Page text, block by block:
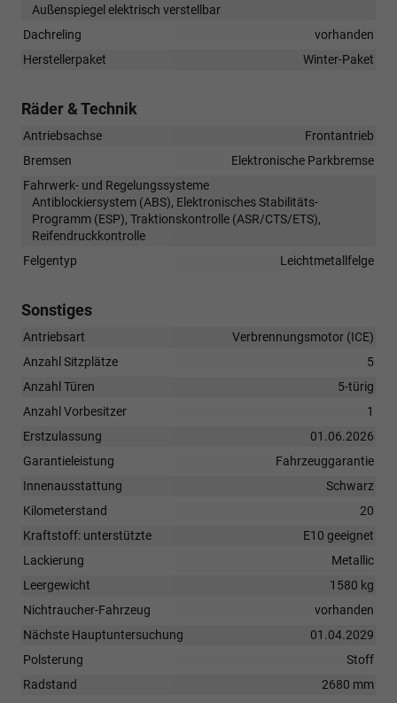
Außenspiegel elektrisch verstellbar
Dachreling
vorhanden
Herstellerpaket
Winter-Paket
Räder & Technik
Antriebsachse
Frontantrieb
Bremsen
Elektronische Parkbremse
Fahrwerk- und Regelungssysteme
Antiblockiersystem (ABS), Elektronisches Stabilitäts-
Programm (ESP), Traktionskontrolle (ASR/CTS/ETS),
Reifendruckkontrolle
Felgentyp
Leichtmetallfelge
Sonstiges
Antriebsart
Verbrennungsmotor (ICE)
Anzahl Sitzplätze
5
Anzahl Türen
5-türig
Anzahl Vorbesitzer
1
Erstzulassung
01.06.2026
Garantieleistung
Fahrzeuggarantie
Innenausstattung
Schwarz
Kilometerstand
20
Kraftstoff: unterstützte
E10 geeignet
Lackierung
Metallic
Leergewicht
1580 kg
Nichtraucher-Fahrzeug
vorhanden
Nächste Hauptuntersuchung
01.04.2029
Polsterung
Stoff
Radstand
2680 mm